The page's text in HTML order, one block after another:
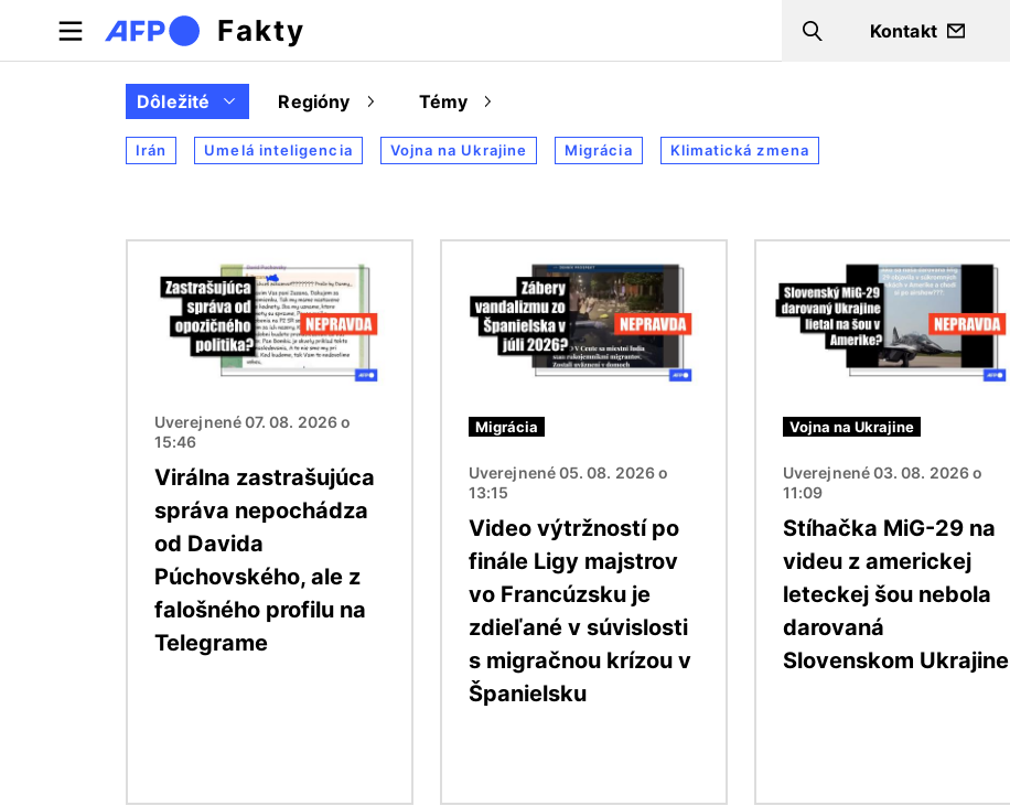
Skočiť na hlavný obsah
Fakty Search
Kontakt
Dôležité Regióny Témy
Irán Umelá inteligencia Vojna na Ukrajine Migrácia Klimatická zmena
Uverejnené 07. 08. 2026 o
15:46
Virálna zastrašujúca
správa nepochádza
od Davida
Púchovského, ale z
falošného profilu na
Telegrame
Migrácia
Uverejnené 05. 08. 2026 o
13:15
Video výtržností po
finále Ligy majstrov
vo Francúzsku je
zdieľané v súvislosti
s migračnou krízou v
Španielsku
Vojna na Ukrajine
Uverejnené 03. 08. 2026 o
11:09
Stíhačka MiG-29 na
videu z americkej
leteckej šou nebola
darovaná
Slovenskom Ukrajine